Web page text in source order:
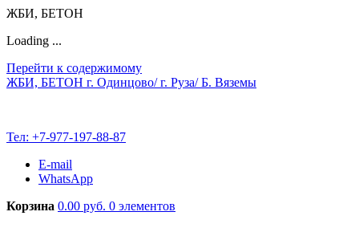
ЖБИ, БЕТОН
Loading ...
Перейти к содержимому
ЖБИ, БЕТОН г. Одинцово/ г. Руза/ Б. Вяземы
Тел: +7-977-197-88-87
E-mail
WhatsApp
Корзина 0.00 руб. 0 элементов